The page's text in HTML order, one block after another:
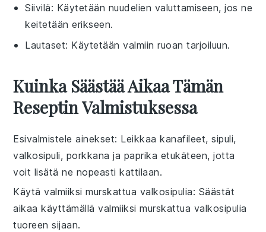
Siivilä: Käytetään nuudelien valuttamiseen, jos ne
keitetään erikseen.
Lautaset: Käytetään valmiin ruoan tarjoiluun.
Kuinka Säästää Aikaa Tämän
Reseptin Valmistuksessa
Esivalmistele ainekset: Leikkaakanafileet,sipuli,
valkosipuli, porkkana ja paprika etukäteen, jotta
voit lisätä ne nopeasti kattilaan.
Käytä valmiiksi murskattua valkosipulia: Säästät
aikaa käyttämällä valmiiksi murskattua valkosipulia
tuoreen sijaan.